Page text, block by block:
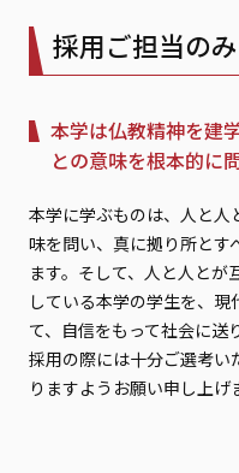
採用ご担当の
本学は仏教精神を建
との意味を根本的に
本学に学ぶものは、人と人
味を問い、真に拠り所とす
ます。そして、人と人と
している本学の学生を、
て、自信をもって社会に送
採用の際には十分ご選考い
りますようお願い申し上げ